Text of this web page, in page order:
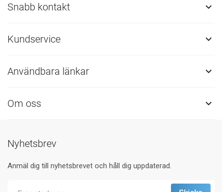
Snabb kontakt 
Kundservice 
Användbara länkar 
Om oss 
Nyhetsbrev
Anmäl dig till nyhetsbrevet och håll dig uppdaterad.